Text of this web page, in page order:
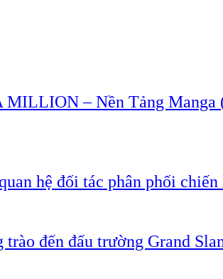
– Nền Tảng Manga
hệ đối tác phân phối
đến đấu trường Grand